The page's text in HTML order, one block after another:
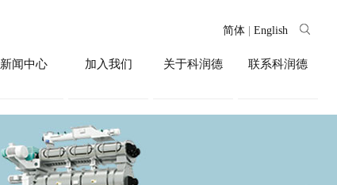
简体 |English
新闻中心 加入我们 关于科润德 联系科润德